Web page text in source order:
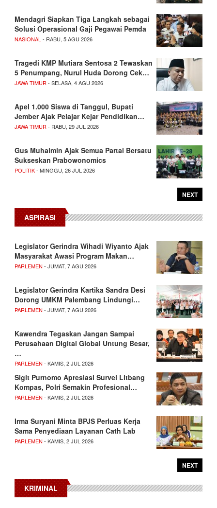
Mendagri Siapkan Tiga Langkah sebagai
Solusi Operasional Gaji Pegawai Pemda
NASIONAL - RABU, 5 AGU 2026
Tragedi KMP Mutiara Sentosa 2 Tewaskan
5 Penumpang, Nurul Huda Dorong Cek…
JAWA TIMUR - SELASA, 4 AGU 2026
Apel 1.000 Siswa di Tanggul, Bupati
Jember Ajak Pelajar Kejar Pendidikan…
JAWA TIMUR - RABU, 29 JUL 2026
Gus Muhaimin Ajak Semua Partai Bersatu
Sukseskan Prabowonomics
POLITIK- MINGGU, 26 JUL 2026
NEXT
ASPIRASI
Legislator Gerindra Wihadi Wiyanto Ajak
Masyarakat Awasi Program Makan…
PARLEMEN - JUMAT, 7 AGU 2026
Legislator Gerindra Kartika Sandra Desi
Dorong UMKM Palembang Lindungi…
PARLEMEN - JUMAT, 7 AGU 2026
Kawendra Tegaskan Jangan Sampai
Perusahaan Digital Global Untung Besar,
…
PARLEMEN - KAMIS, 2 JUL 2026
Sigit Purnomo Apresiasi Survei Litbang
Kompas, Polri Semakin Profesional…
PARLEMEN - KAMIS, 2 JUL 2026
Irma Suryani Minta BPJS Perluas Kerja
Sama Penyediaan Layanan Cath Lab
PARLEMEN - KAMIS, 2 JUL 2026
NEXT
KRIMINAL